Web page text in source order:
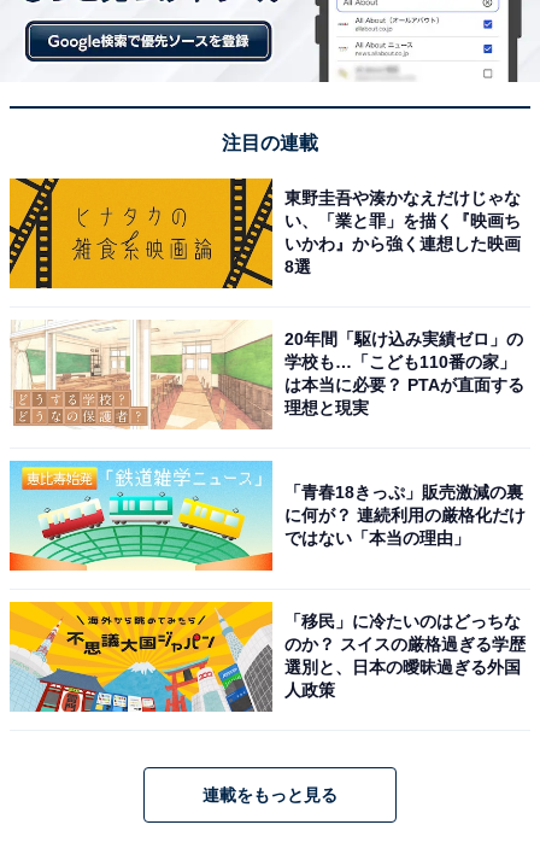
注目の連載
東野圭吾や湊かなえだけじゃな
い、「業と罪」を描く『映画ち
いかわ』から強く連想した映画
8選
20年間「駆け込み実績ゼロ」の
学校も…「こども110番の家」
は本当に必要？ PTAが直面する
理想と現実
「青春18きっぷ」販売激減の裏
に何が？ 連続利用の厳格化だけ
ではない「本当の理由」
「移民」に冷たいのはどっちな
のか？ スイスの厳格過ぎる学歴
選別と、日本の曖昧過ぎる外国
人政策
連載をもっと見る